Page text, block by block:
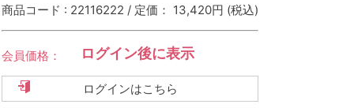
商品コード : 22116222 / 定価： 13,420円 (税込)
会員価格： ログイン後に表示
ログインはこちら